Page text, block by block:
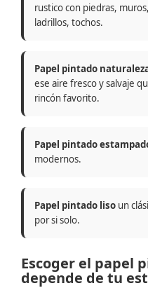
rustico con piedras,
ladrillos, tochos.
Papel pintado
ese aire fresco y salvaje
rincón favorito.
Papel pintado
modernos.
Papel pintado liso un
por si solo.
Escoger el papel
depende de tu